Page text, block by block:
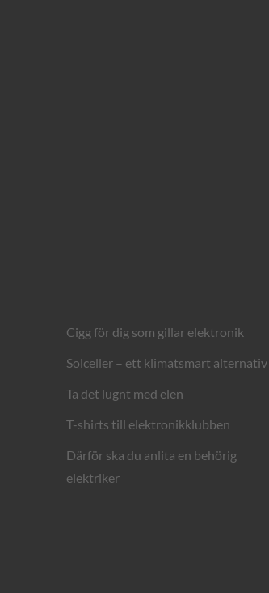
Cigg för dig som gillar elektronik
Solceller – ett klimatsmart alternativ
Ta det lugnt med elen
T-shirts till elektronikklubben
Därför ska du anlita en behörig
elektriker